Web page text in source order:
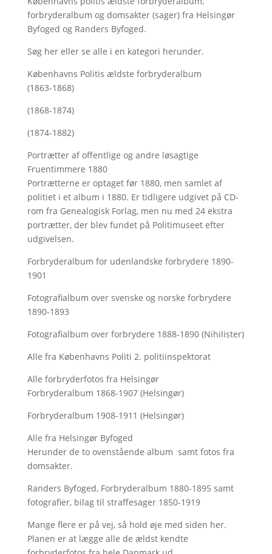
forbryderalbum og domsakter (sager) fra Helsingør
Byfoged og Randers Byfoged.
Søg hereller se alle i en kategori herunder.
Københavns Politis ældste forbryderalbum
(1863-1868)
(1868-1874)
(1874-1882)
Portrætter af offentlige og andre løsagtige
Fruentimmere 1880
Portrætterne er optaget før 1880, men samlet af
politiet i et album i 1880. Er tidligere udgivet på CD-
rom fra Genealogisk Forlag, men nu med 24 ekstra
portrætter, der blev fundet på Politimuseet efter
udgivelsen.
Forbryderalbum for udenlandske forbrydere 1890-
1901
Fotografialbum over svenske og norske forbrydere
1890-1893
Fotografialbum over forbrydere 1888-1890 (Nihilister)
Alle fra Københavns Politi 2. politiinspektorat
Alle forbryderfotos fra Helsingør
Forbryderalbum 1868-1907 (Helsingør)
Forbryderalbum 1908-1911 (Helsingør)
Alle fra Helsingør Byfoged
Herunder de to ovenstående album samt fotos fra
domsakter.
Randers Byfoged, Forbryderalbum 1880-1895 samt
fotografier, bilag til straffesager 1850-1919
Mange flere er på vej, så hold øje med siden her.
Planen er at lægge alle de ældst kendte